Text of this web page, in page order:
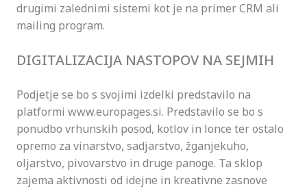
drugimi zalednimi sistemi kot je na primer CRM ali
mailing program.
DIGITALIZACIJA NASTOPOV NA SEJMIH
Podjetje se bo s svojimi izdelki predstavilo na
platformi www.europages.si. Predstavilo se bo s
ponudbo vrhunskih posod, kotlov in lonce ter ostalo
opremo za vinarstvo, sadjarstvo, žganjekuho,
oljarstvo, pivovarstvo in druge panoge. Ta sklop
zajema aktivnosti od idejne in kreativne zasnove